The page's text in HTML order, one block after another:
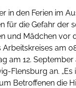
den Ferien im
für die Gefahr der
und Mädchen vor
am
am 12. September
Flensburg an.
Betroffenen die